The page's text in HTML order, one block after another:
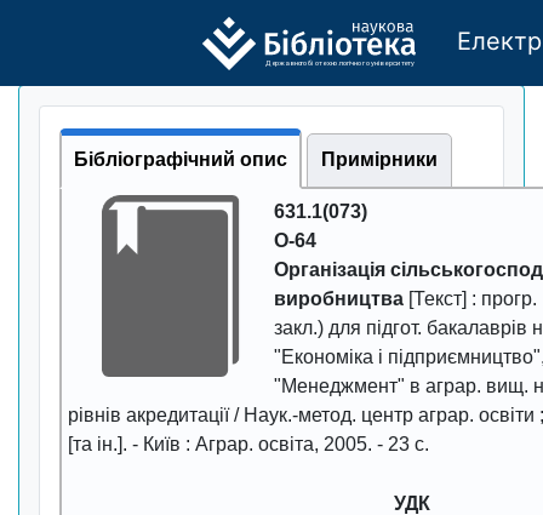
Державного бі отехно логічно го універси тету
Бібліографічний опис Примірники
631.1(073)
О-64
Організація
виробництва [Текст] :
закл.) для підгот. бакалаврів
"Економіка і
"Менеджмент" в аграр. вищ.
рівнів акредитації / Наук.-метод. центр аграр.
[та ін.]. - Київ : Аграр. освіта, 2005. - 23 с.
УДК